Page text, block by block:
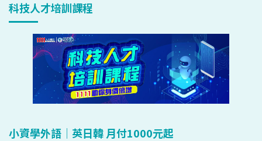
科技人才培訓課程
小資學外語｜英日韓 月付1000元起